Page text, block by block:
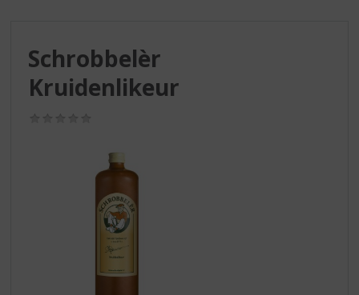
Schrobbelèr
Kruidenlikeur